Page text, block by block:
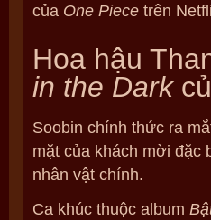
của One Piece trên
Hoa hậu
in the Dark
Soobin chính thức ra
mặt của khách mời đặc
nhân vật chính.
Ca khúc thuộc album